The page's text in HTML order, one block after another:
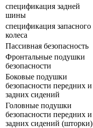
спецификация задней
шины
спецификация запасного
колеса
Пассивная безопасность
Фронтальные подушки
безопасности
Боковые подушки
безопасности передних и
задних сидений
Головные подушки
безопасности передних и
задних сидений (шторки)